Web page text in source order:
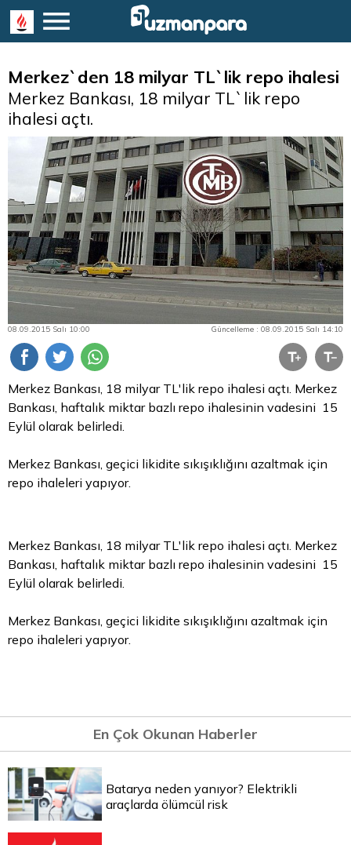
Merkez`den 18 milyar TL`lik repo ihalesi
Merkez Bankası, 18 milyar TL`lik repo
ihalesi açtı.
08.09.2015 Salı 10:00 Güncelleme : 08.09.2015 Salı 14:10
Merkez Bankası, 18 milyar TL'lik repo ihalesi açtı. Merkez
Bankası, haftalık miktar bazlı repo ihalesinin vadesini 15
Eylül olarak belirledi.
Merkez Bankası, geçici likidite sıkışıklığını azaltmak için
repo ihaleleri yapıyor.
Merkez Bankası, 18 milyar TL'lik repo ihalesi açtı. Merkez
Bankası, haftalık miktar bazlı repo ihalesinin vadesini 15
Eylül olarak belirledi.
Merkez Bankası, geçici likidite sıkışıklığını azaltmak için
repo ihaleleri yapıyor.
En Çok Okunan Haberler
Batarya neden yanıyor? Elektrikli
araçlarda ölümcül risk